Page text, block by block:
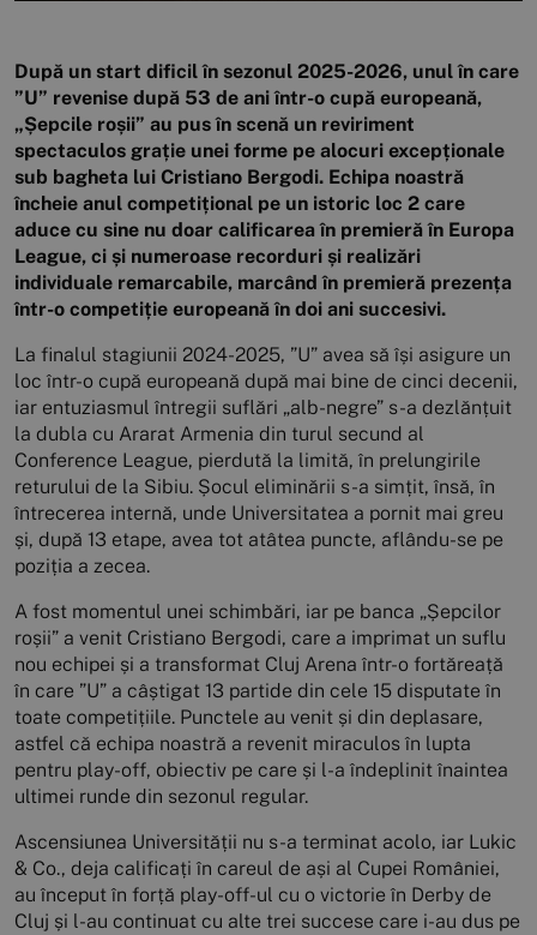
După un start dificil în sezonul 2025-2026, unul în care
”U” revenise după 53 de ani într-o cupă europeană,
„Șepcile roșii” au pus în scenă un reviriment
spectaculos grație unei forme pe alocuri excepționale
sub bagheta lui Cristiano Bergodi. Echipa noastră
încheie anul competițional pe un istoric loc 2 care
aduce cu sine nu doar calificarea în premieră în Europa
League, ci și numeroase recorduri și realizări
individuale remarcabile, marcând în premieră prezența
într-o competiție europeană în doi ani succesivi.
La finalul stagiunii 2024-2025, ”U” avea să își asigure un
loc într-o cupă europeană după mai bine de cinci decenii,
iar entuziasmul întregii suflări „alb-negre” s-a dezlănțuit
la dubla cu Ararat Armenia din turul secund al
Conference League, pierdută la limită, în prelungirile
returului de la Sibiu. Șocul eliminării s-a simțit, însă, în
întrecerea internă, unde Universitatea a pornit mai greu
și, după 13 etape, avea tot atâtea puncte, aflându-se pe
poziția a zecea.
A fost momentul unei schimbări, iar pe banca „Șepcilor
roșii” a venit Cristiano Bergodi, care a imprimat un suflu
nou echipei și a transformat Cluj Arena într-o fortăreață
în care ”U” a câștigat 13 partide din cele 15 disputate în
toate competițiile. Punctele au venit și din deplasare,
astfel că echipa noastră a revenit miraculos în lupta
pentru play-off, obiectiv pe care și l-a îndeplinit înaintea
ultimei runde din sezonul regular.
Ascensiunea Universității nu s-a terminat acolo, iar Lukic
& Co., deja calificați în careul de ași al Cupei României,
au început în forță play-off-ul cu o victorie în Derby de
Cluj și l-au continuat cu alte trei succese care i-au dus pe